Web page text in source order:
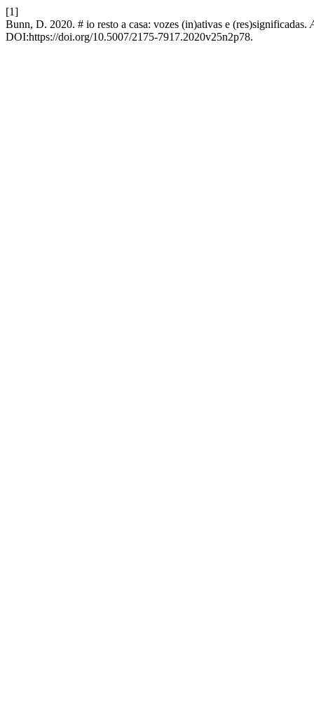
[1]
Bunn, D. 2020. # io resto a casa: vozes (in)ativas e (res)significadas.
DOI:https://doi.org/10.5007/2175-7917.2020v25n2p78.